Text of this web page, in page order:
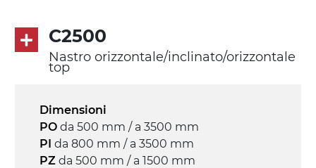
Velocità
4.6 m/minuto
Controllo
on/off, E-Stop, protezione termica motore
C2500
Nastro orizzontale/inclinato/orizzontale
top
Dimensioni
PO da 500 mm / a 3500 mm
PI da 800 mm / a 3500 mm
PZ da 500 mm / a 1500 mm